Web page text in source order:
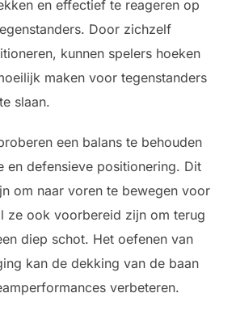
en effectief te reageren op
Door zichzelf
kunnen spelers hoeken
maken voor tegenstanders
slaan.
een balans te behouden
en defensieve positionering. Dit
om naar voren te bewegen voor
ze ook voorbereid zijn om terug
diep schot. Het oefenen van
kan de dekking van de baan
verbeteren.